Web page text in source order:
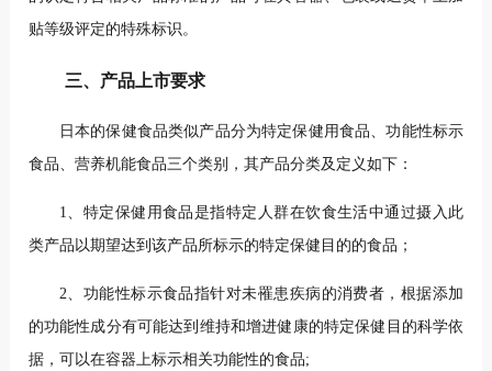
贴等级评定的特殊标识。
三、产品上市要求
日本的保健食品类似产品分为特定保健用食品、功能性标示
食品、营养机能食品三个类别，其产品分类及定义如下：
1、特定保健用食品是指特定人群在饮食生活中通过摄入此
类产品以期望达到该产品所标示的特定保健目的的食品；
2、功能性标示食品指针对未罹患疾病的消费者，根据添加
的功能性成分有可能达到维持和增进健康的特定保健目的科学依
据，可以在容器上标示相关功能性的食品;